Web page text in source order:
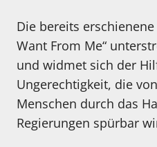
Die bereits erschienene
Want From Me“
und widmet sich der
Ungerechtigkeit, die
Menschen durch das
Regierungen spürbar